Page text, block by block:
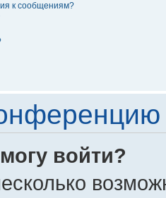
к сообщениям?
войти?